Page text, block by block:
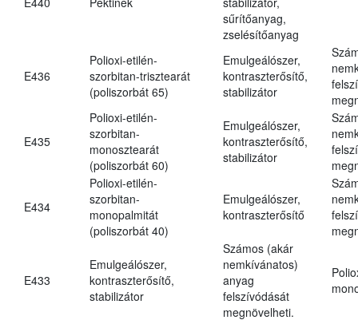
sűrítőanyag,
zselésítőanyag
E436
Polioxi-etilén-
szorbitan-trisztearát
(poliszorbát 65)
Emulgeálószer,
kontraszterősítő,
stabilizátor
E435
Polioxi-etilén-
szorbitan-
monosztearát
(poliszorbát 60)
Emulgeálószer,
kontraszterősítő,
stabilizátor
E434
Polioxi-etilén-
szorbitan-
monopalmitát
(poliszorbát 40)
Emulgeálószer,
kontraszterősítő
E433
Emulgeálószer,
kontraszterősítő,
stabilizátor
Számos (akár
nemkívánatos)
anyag
felszívódását
megnövelheti.